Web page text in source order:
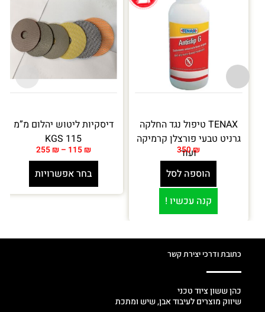
דיסקיות ליטוש יהלום מ”מ
115 KGS
115 ₪
–
255 ₪
בחר אפשרויות
TENAX טיפול נגד החלקה
גרניט טבעי פורצלן קרמיקה
ועוד
350₪
הוספה לסל
קנה עכשיו !
כתובת ודרכי יצירת קשר
כהן ששון ציוד טכני
שיווק מוצרים לעיבוד אבן, שיש ומתכת